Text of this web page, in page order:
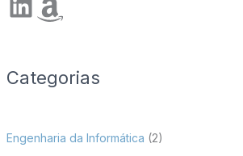
Amazon
Categorias
Engenharia da Informática (2)